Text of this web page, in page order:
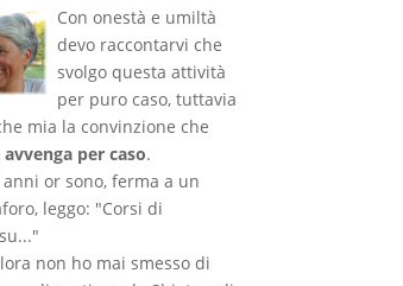
Con onestà e umiltà
devo raccontarvi che
svolgo questa attività
per puro caso, tuttavia
mia la convinzione che
per caso.
anni or sono, ferma a un
leggo: "Corsi di
non ho mai smesso di